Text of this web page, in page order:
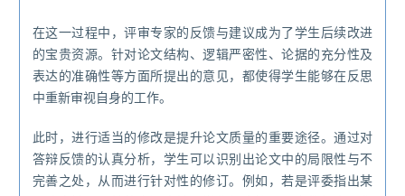
在这一过程中，评审专家的反馈与建议成为了学生后续改进
的宝贵资源。针对论文结构、逻辑严密性、论据的充分性及
表达的准确性等方面所提出的意见，都使得学生能够在反思
中重新审视自身的工作。
此时，进行适当的修改是提升论文质量的重要途径。通过对
答辩反馈的认真分析，学生可以识别出论文中的局限性与不
完善之处，从而进行针对性的修订。例如，若是评委指出某